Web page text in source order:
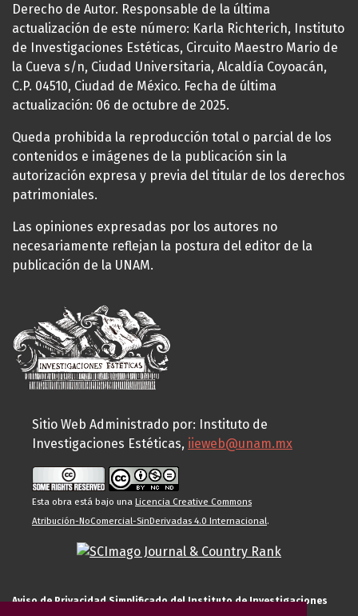
Derecho de Autor. Responsable de la última
actualización de este número: Karla Richterich, Instituto
de Investigaciones Estéticas, Circuito Maestro Mario de
la Cueva s/n, Ciudad Universitaria, Alcaldía Coyoacán,
C.P. 04510, Ciudad de México. Fecha de última
actualización: 06 de octubre de 2025.
Queda prohibida la reproducción total o parcial de los
contenidos e imágenes de la publicación sin la
autorización expresa y previa del titular de los derechos
patrimoniales.
Las opiniones expresadas por los autores no
necesariamente reflejan la postura del editor de la
publicación de la UNAM.
Sitio Web Administrado por: Instituto de
Investigaciones Estéticas, iieweb@unam.mx
Esta obra está bajo una Licencia Creative Commons
Atribución-NoComercial-SinDerivadas 4.0 Internacional.
Aviso de Privacidad Simplificado del Instituto de Investigaciones